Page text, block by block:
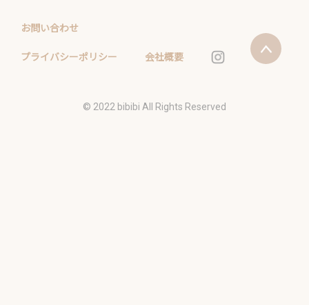
お問い合わせ
プライバシーポリシー 会社概要
©️ 2022 bibibi All Rights Reserved